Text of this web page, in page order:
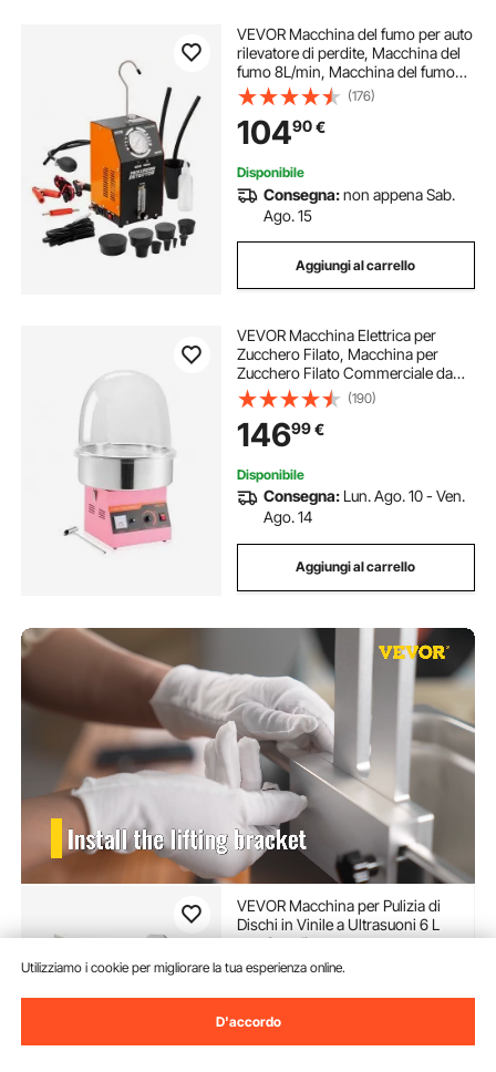
VEVOR Macchina del fumo per auto
rilevatore di perdite, Macchina del
fumo 8L/min, Macchina del fumo
per auto modalità aria fumo,
Rilevatore di perdite con
manometro pompe ad aria da auto
portatile
(176)
10490€
Disponibile
Consegna:non appena Sab.
Ago. 15
Aggiungi al carrello
VEVOR Macchina Elettrica per
Zucchero Filato, Macchina per
Zucchero Filato Commerciale da
1000 W con Coperchio, Ciotola in
Acciaio Inossidabile Cucchiaio per
Zucchero, Feste, Evento, Festival
(190)
14699€
Disponibile
Consegna: Lun. Ago. 10 - Ven.
Ago. 14
Aggiungi al carrello
VEVOR Macchina per Pulizia di
Dischi in Vinile a Ultrasuoni 6 L
con Stendino
13590€
Disponibile
Utilizziamo i cookie per migliorare la tua esperienza online.
D'accordo